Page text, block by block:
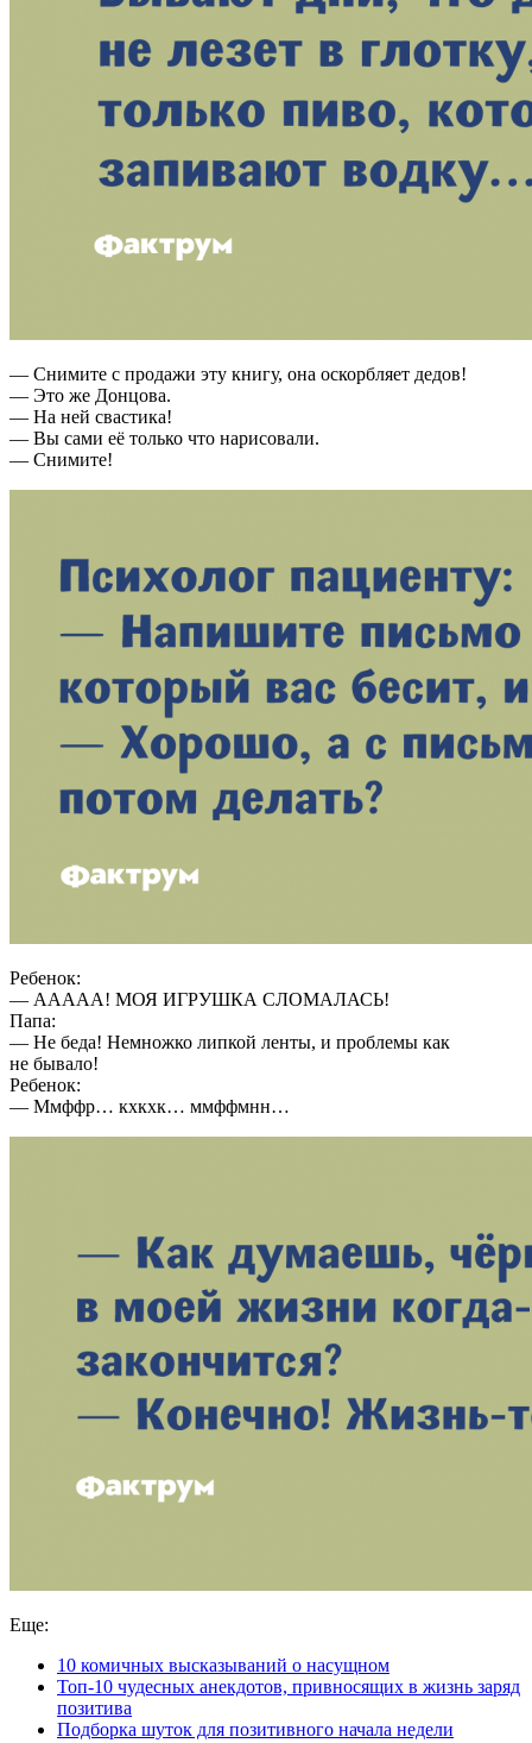
— Снимите с продажи эту книгу, она оскорбляет дедов!
— Это же Донцова.
— На ней свастика!
— Вы сами её только что нарисовали.
— Снимите!
Ребенок:
— ААААА! МОЯ ИГРУШКА СЛОМАЛАСЬ!
Папа:
— Не беда! Немножко липкой ленты, и проблемы как
не бывало!
Ребенок:
— Ммффр… кхкхк… ммффмнн…
Еще:
10 комичных высказываний о насущном
Топ-10 чудесных анекдотов, привносящих в жизнь заряд
позитива
Подборка шуток для позитивного начала недели